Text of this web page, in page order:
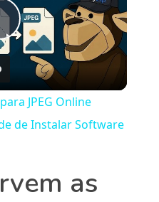
Video
JPEG Online
de Instalar Software
as